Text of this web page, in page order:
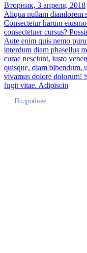
Вторник, 3 апреля, 2018
Aliqua nullam diamlorem
Consectetur harum
consectetuer cursus?
Aute enim quis nemo
interdum diam phasellus
curae nesciunt, iusto
quisque, diam bibendum,
vivamus dolore dolorum!
fugit vitae. Adipiscin
Подробнее